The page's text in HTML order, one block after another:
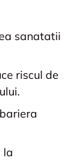
sanatatii
riscul de
la